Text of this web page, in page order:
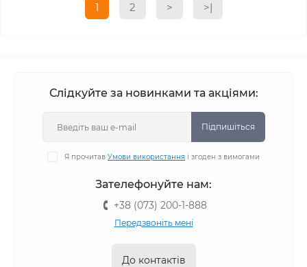
1 2 > >|
Слідкуйте за новинками та акціями:
Підпишіться
Я прочитав Умови використання і згоден з вимогами
Зателефонуйте нам:
+38 (073) 200-1-888
Передзвоніть мені
До контактів